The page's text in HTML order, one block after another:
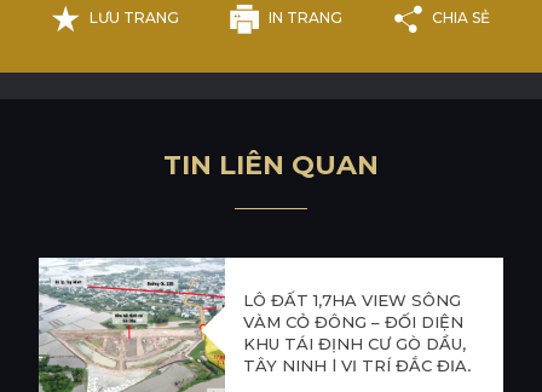
LƯU TRANG IN TRANG CHIA SẺ
TIN LIÊN QUAN
LÔ ĐẤT 1,7HA VIEW SÔNG
VÀM CỎ ĐÔNG – ĐỐI DIỆN
KHU TÁI ĐỊNH CƯ GÒ DẦU,
TÂY NINH | VỊ TRÍ ĐẮC ĐỊA,